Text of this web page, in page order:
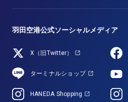
羽田空港公式ソーシャルメディア
X（旧Twitter）
ターミナルショップ
HANEDA Shopping